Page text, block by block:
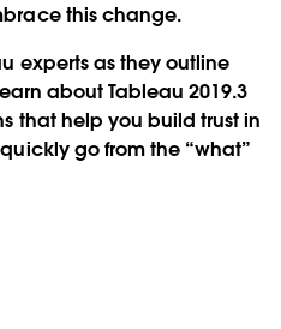
this change.
experts as they outline
about Tableau 2019.3
that help you build trust in
go from the “what”